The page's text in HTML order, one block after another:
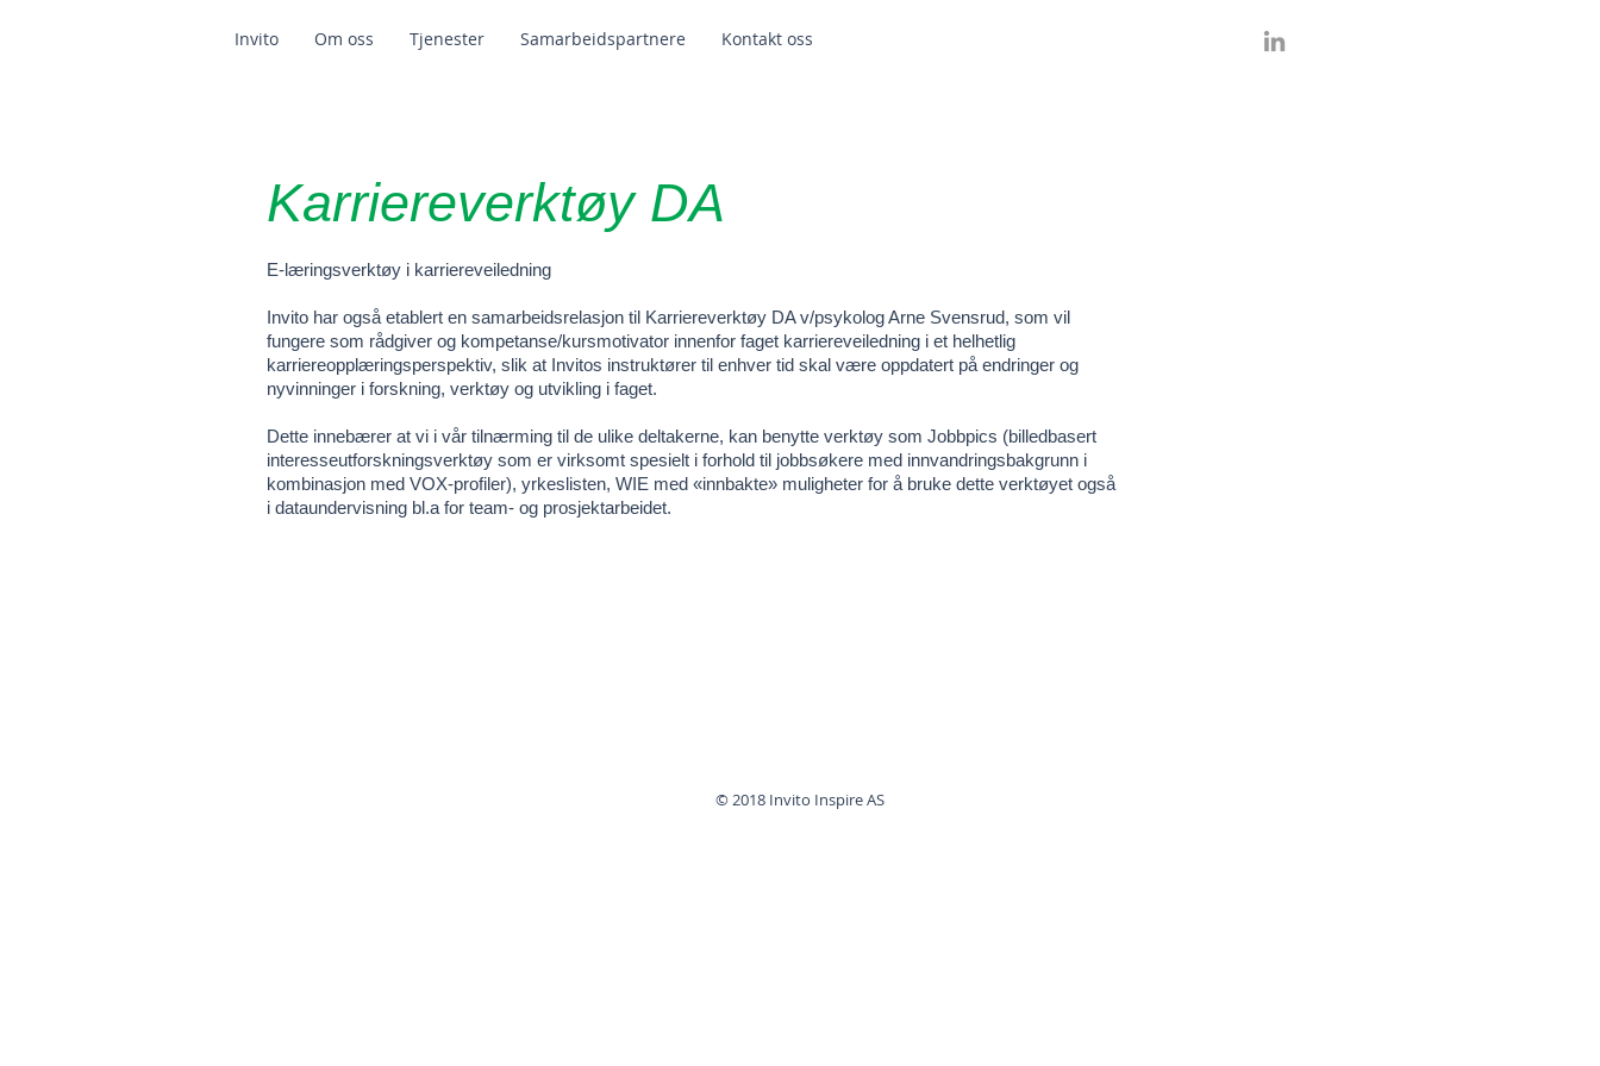
Invito Om oss Tjenester Samarbeidspartnere Kontakt oss
Karriereverktøy DA
E-læringsverktøy i karriereveiledning
Invito har også etablert en samarbeidsrelasjon til Karriereverktøy DA v/psykolog Arne Svensrud, som vil
fungere som rådgiver og kompetanse/kursmotivator innenfor faget karriereveiledning i et helhetlig
karriereopplæringsperspektiv, slik at Invitos instruktører til enhver tid skal være oppdatert på endringer og
nyvinninger i forskning, verktøy og utvikling i faget.
Dette innebærer at vi i vår tilnærming til de ulike deltakerne, kan benytte verktøy som Jobbpics (billedbasert
interesseutforskningsverktøy som er virksomt spesielt i forhold til jobbsøkere med innvandringsbakgrunn i
kombinasjon med VOX-profiler), yrkeslisten, WIE med «innbakte» muligheter for å bruke dette verktøyet også
i dataundervisning bl.a for team- og prosjektarbeidet.
© 2018 Invito Inspire AS